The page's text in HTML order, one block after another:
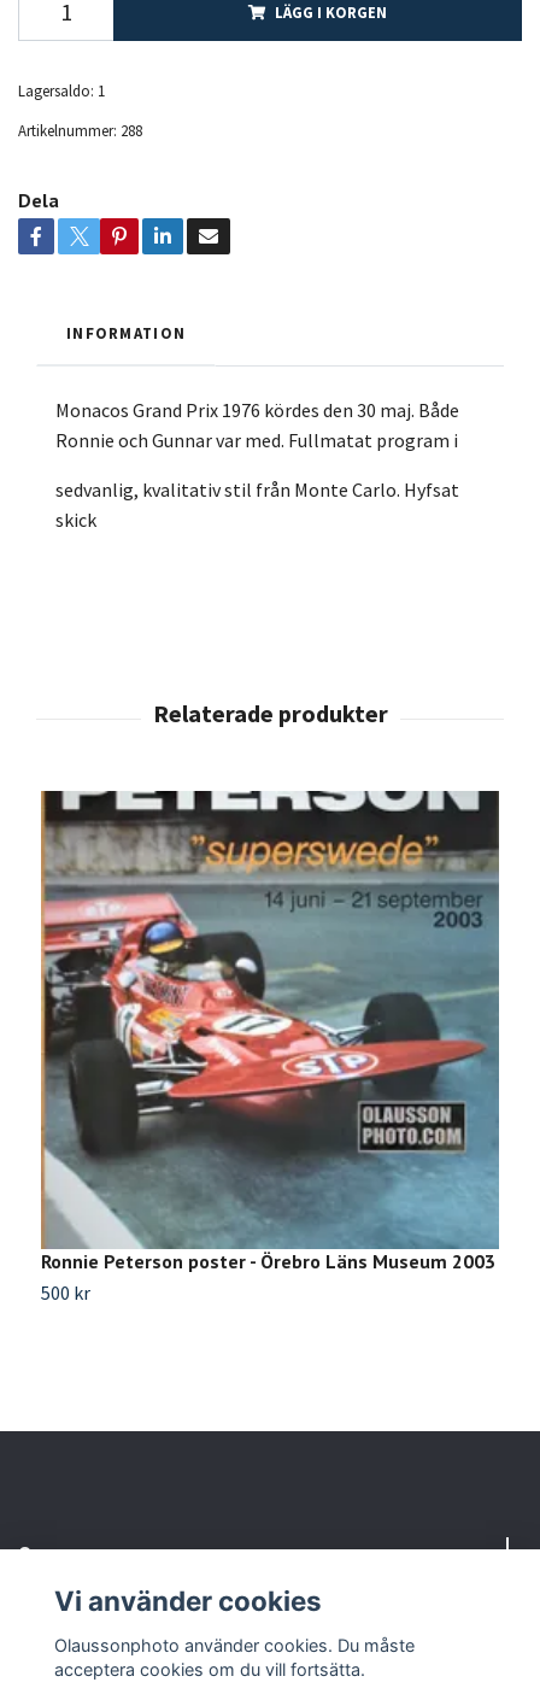
LÄGG I KORGEN
Lagersaldo: 1
Artikelnummer: 288
Dela
INFORMATION
Monacos Grand Prix 1976 kördes den 30 maj. Både
Ronnie och Gunnar var med. Fullmatat program i
sedvanlig, kvalitativ stil från Monte Carlo. Hyfsat
skick
Ronnie Peterson poster - Örebro Läns Museum 2003
500 kr
Om oss
Kundtjänst
Vi använder cookies
Olaussonphoto använder cookies. Du måste
acceptera cookies om du vill fortsätta.